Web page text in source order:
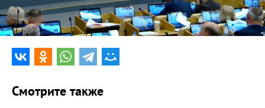
0:00 11:03
Смотрите также